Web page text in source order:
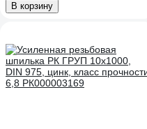
В корзину